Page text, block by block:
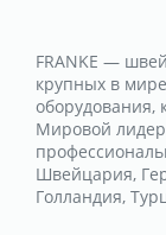
FRANKE —
крупных в
оборудования,
Мировой лидер
Швейцария,
Голландия,